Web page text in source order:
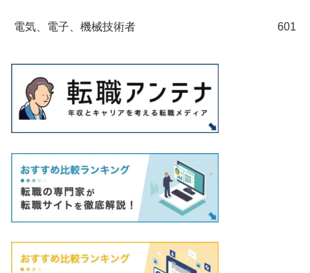
電気、電子、機械技術者 601